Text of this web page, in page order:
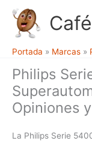
contenido
Portada » Marcas »
Philips
Opiniones
La Philips Serie